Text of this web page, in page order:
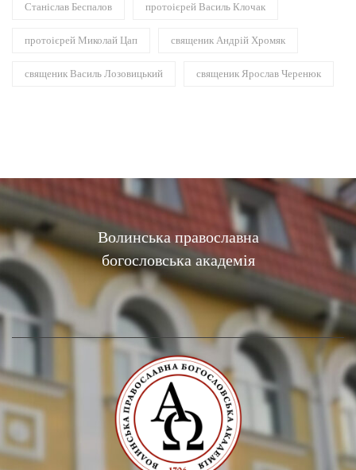
Станіслав Беспалов протоієрей Василь Клочак
протоієрей Миколай Цап священик Андрій Хромяк
священик Василь Лозовицький священик Ярослав Черенюк
Волинська православна
богословська академія